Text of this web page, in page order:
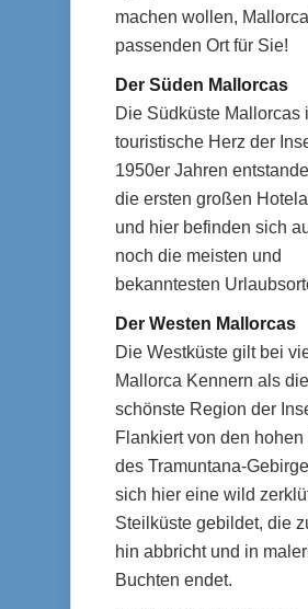
machen wollen,
passenden Ort für Sie!
Der Süden Mallorcas
Die Südküste Mallorcas
touristische Herz der
1950er Jahren
die ersten großen
und hier befinden sich
noch die meisten und
bekanntesten
Der Westen Mallorcas
Die Westküste gilt bei
Mallorca Kennern als die
schönste Region der
Flankiert von den hohen
des Tramuntana-
sich hier eine wild
Steilküste gebildet, die
hin abbricht und in
Buchten endet.